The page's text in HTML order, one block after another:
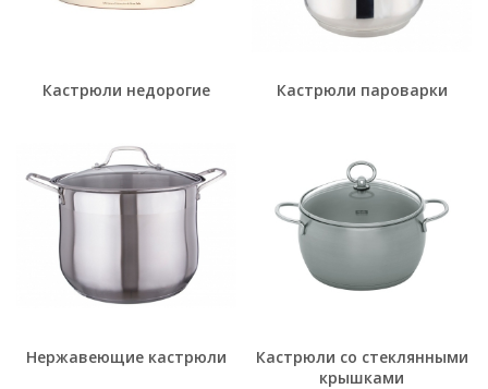
Кастрюли недорогие Кастрюли пароварки
Нержавеющие кастрюли
Кастрюли со стеклянными
крышками